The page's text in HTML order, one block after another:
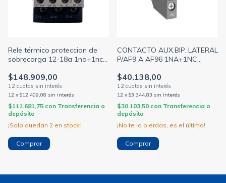
Rele térmico proteccion de
sobrecarga 12-18a 1na+1nc
$148.909,00
12 x $12.409,08 sin interés
$111.681,75 con Transferencia o
depósito
¡Solo quedan 2 en stock!
CONTACTO AUX.BIP. LATERAL
P/AF9 A AF96 1NA+1NC
$40.138,00
12 x $3.344,83 sin interés
$30.103,50 con Transferencia o
depósito
¡No te lo pierdas, es el último!